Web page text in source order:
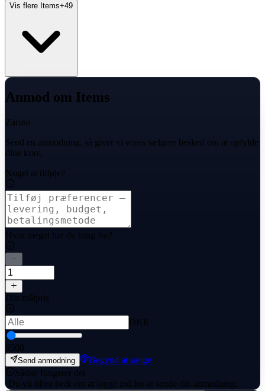
Vis flere Items+49
Anmod om Items
Zaruto
Send en anmodning, så giver vi vores sælgere besked om at opfylde
dine krav.
Noget at tilføje?
Hvor meget har du brug for?
Din målpris
DKK
0500
Send anmodning
Begynd at sælge
Sådan fungerer det
· Du vil blive bedt om at logge ind for at sende din anmodning.